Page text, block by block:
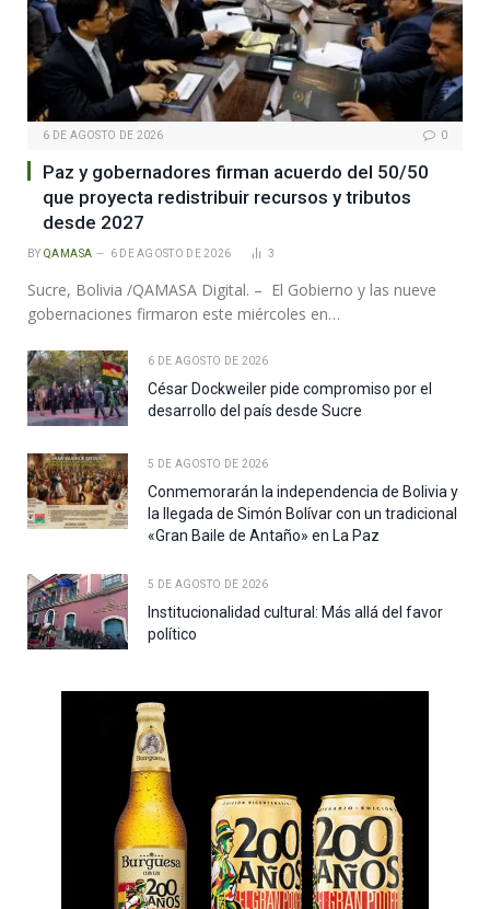
6 DE AGOSTO DE 2026 0
Paz y gobernadores firman acuerdo del 50/50
que proyecta redistribuir recursos y tributos
desde 2027
BY QAMASA 6 DE AGOSTO DE 2026 3
Sucre, Bolivia /QAMASA Digital. – El Gobierno y las nueve
gobernaciones firmaron este miércoles en…
6 DE AGOSTO DE 2026
César Dockweiler pide compromiso por el
desarrollo del país desde Sucre
5 DE AGOSTO DE 2026
Conmemorarán la independencia de Bolivia y
la llegada de Simón Bolívar con un tradicional
«Gran Baile de Antaño» en La Paz
5 DE AGOSTO DE 2026
Institucionalidad cultural: Más allá del favor
político